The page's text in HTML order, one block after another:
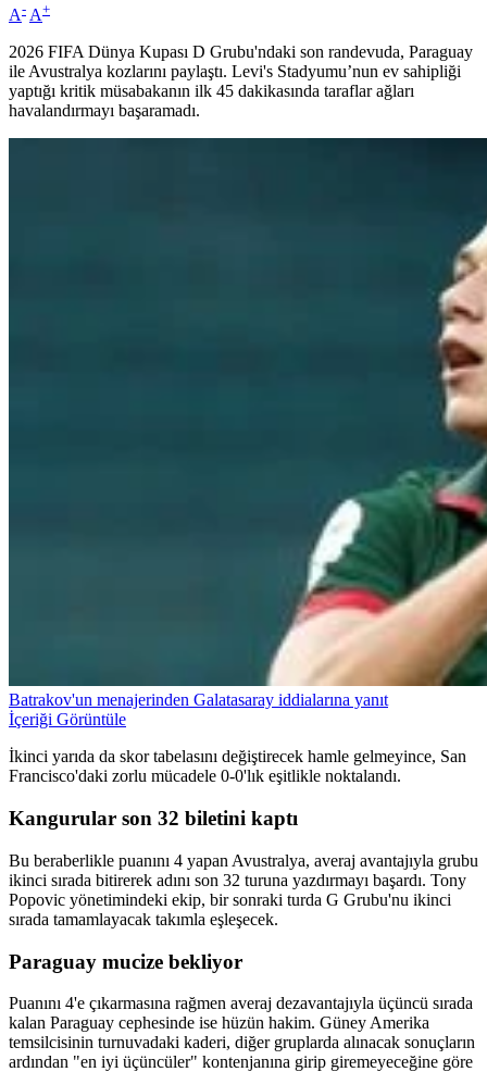
A- A+
2026 FIFA Dünya Kupası D Grubu'ndaki son randevuda, Paraguay
ile Avustralya kozlarını paylaştı. Levi's Stadyumu’nun ev sahipliği
yaptığı kritik müsabakanın ilk 45 dakikasında taraflar ağları
havalandırmayı başaramadı.
Batrakov'un menajerinden Galatasaray iddialarına yanıt
İçeriği Görüntüle
İkinci yarıda da skor tabelasını değiştirecek hamle gelmeyince, San
Francisco'daki zorlu mücadele 0-0'lık eşitlikle noktalandı.
Kangurular son 32 biletini kaptı
Bu beraberlikle puanını 4 yapan Avustralya, averaj avantajıyla grubu
ikinci sırada bitirerek adını son 32 turuna yazdırmayı başardı. Tony
Popovic yönetimindeki ekip, bir sonraki turda G Grubu'nu ikinci
sırada tamamlayacak takımla eşleşecek.
Paraguay mucize bekliyor
Puanını 4'e çıkarmasına rağmen averaj dezavantajıyla üçüncü sırada
kalan Paraguay cephesinde ise hüzün hakim. Güney Amerika
temsilcisinin turnuvadaki kaderi, diğer gruplarda alınacak sonuçların
ardından "en iyi üçüncüler" kontenjanına girip giremeyeceğine göre